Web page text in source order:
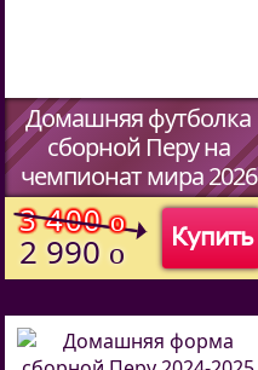
Домашняя футболка
сборной Перу на
чемпионат мира 2026
(Код:408686382 )
Купить
3 400o
2 990 o